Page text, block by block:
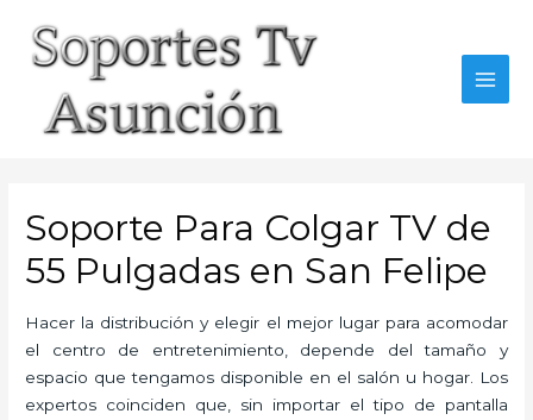
content
Soporte Para Colgar TV de
55 Pulgadas en San Felipe
Hacer la distribución y elegir el mejor lugar para acomodar
el centro de entretenimiento, depende del tamaño y
espacio que tengamos disponible en el salón u hogar. Los
expertos coinciden que, sin importar el tipo de pantalla